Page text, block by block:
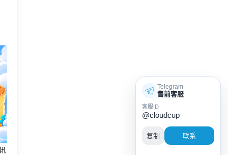
Telegram
售前客服
客服ID
@cloudcup
复制 联系